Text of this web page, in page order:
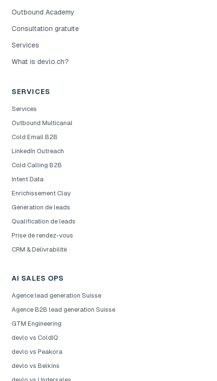
Outbound Academy
Consultation gratuite
Services
What is devlo.ch?
SERVICES
Services
Outbound Multicanal
Cold Email B2B
LinkedIn Outreach
Cold Calling B2B
Intent Data
Enrichissement Clay
Génération de leads
Qualification de leads
Prise de rendez-vous
CRM & Délivrabilité
AI SALES OPS
Agence lead generation Suisse
Agence B2B lead generation Suisse
GTM Engineering
devlo vs ColdIQ
devlo vs Peakora
devlo vs Belkins